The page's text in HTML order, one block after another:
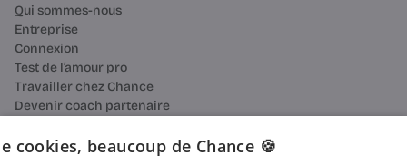
Qui sommes-nous
Entreprise
Connexion
Test de l’amour pro
Travailler chez Chance
Devenir coach partenaire
Ressources
Bilan de compétences
Reconversion professionnelle
cookies, beaucoup de Chance 🍪